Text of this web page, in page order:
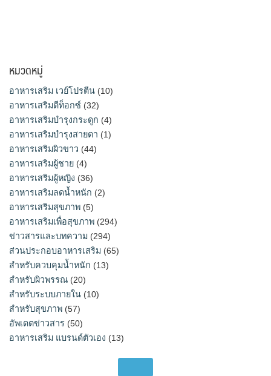
หมวดหมู่
อาหารเสริม เวย์โปรตีน (10)
อาหารเสริมดีท็อกซ์ (32)
อาหารเสริมบำรุงกระดูก (4)
อาหารเสริมบำรุงสายตา (1)
อาหารเสริมผิวขาว (44)
อาหารเสริมผู้ชาย (4)
อาหารเสริมผู้หญิง (36)
อาหารเสริมลดน้ำหนัก (2)
อาหารเสริมสุขภาพ (5)
อาหารเสริมเพื่อสุขภาพ (294)
ข่าวสารและบทความ (294)
ส่วนประกอบอาหารเสริม (65)
สำหรับควบคุมน้ำหนัก (13)
สำหรับผิวพรรณ (20)
สำหรับระบบภายใน (10)
สำหรับสุขภาพ (57)
อัพเดตข่าวสาร (50)
อาหารเสริม แบรนด์ตัวเอง (13)